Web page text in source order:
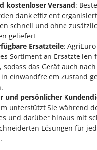
kostenloser Versand:
dank effizient
schnell und ohne
geliefert.
Ersatzteile:
Sortiment an Ersatzteilen
sodass das Gerät auch
in einwandfreiem Zustand
und persönlicher
unterstützt Sie während
und darüber hinaus mit
Lösungen für